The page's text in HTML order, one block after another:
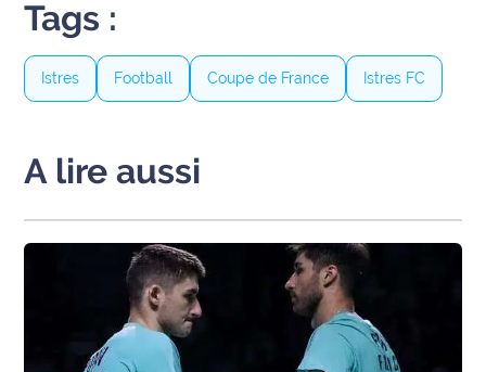
Ecouter
Maritima
sommes
nous ?
Recrutement
Mention
Tags :
Istres Football Coupe de France Istres FC
A lire aussi